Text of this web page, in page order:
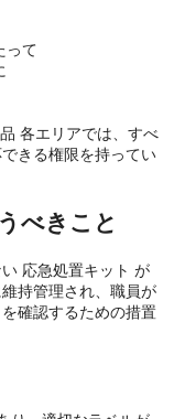
って
各エリアでは、すべ
きる権限を持ってい
べきこと
応急処置キット が
持管理され、職員が
確認するための措置